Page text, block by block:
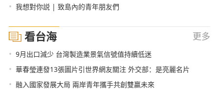
• 我想對你説 | 致島內的青年朋友們
看台海 更多
• 9月出口減少 台灣製造業景氣信號值持續低迷
• 華春瑩連發13張圖片引世界網友關注 外交部：是亮麗名片
• 融入國家發展大局 兩岸青年攜手共創雙贏未來